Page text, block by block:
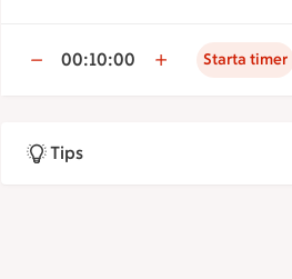
00:10:00 Starta timer
Tips